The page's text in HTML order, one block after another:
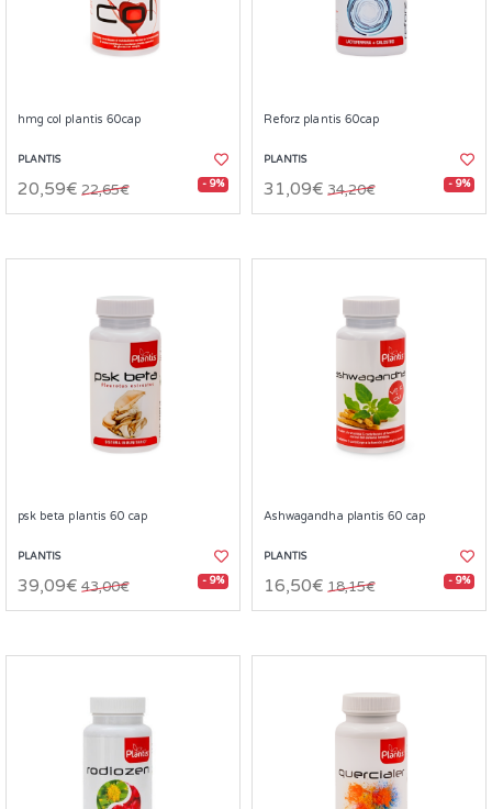
hmg col plantis 60cap
PLANTIS
20,59€ 22,65€ - 9%
Reforz plantis 60cap
PLANTIS
31,09€ 34,20€ - 9%
psk beta plantis 60 cap
PLANTIS
39,09€ 43,00€ - 9%
Ashwagandha plantis 60 cap
PLANTIS
16,50€ 18,15€ - 9%